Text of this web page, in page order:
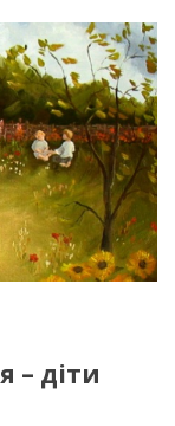
– діти